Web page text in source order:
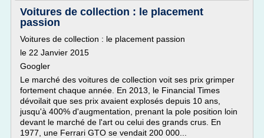
Voitures de collection : le placement
passion
Voitures de collection : le placement passion
le 22 Janvier 2015
Googler
Le marché des voitures de collection voit ses prix grimper
fortement chaque année. En 2013, le Financial Times
dévoilait que ses prix avaient explosés depuis 10 ans,
jusqu'à 400% d'augmentation, prenant la pole position loin
devant le marché de l'art ou celui des grands crus. En
1977, une Ferrari GTO se vendait 200 000...